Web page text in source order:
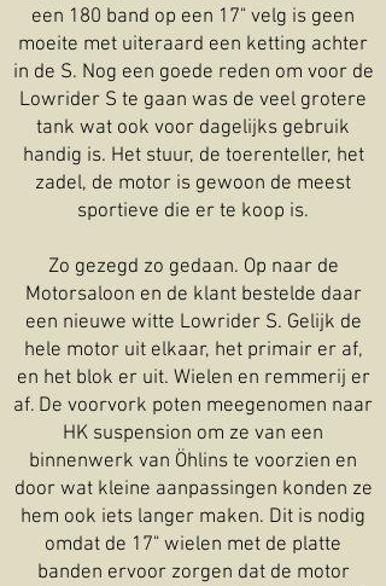
een 180 band op een 17" velg is geen
moeite met uiteraard een ketting achter
in de S. Nog een goede reden om voor de
Lowrider S te gaan was de veel grotere
tank wat ook voor dagelijks gebruik
handig is. Het stuur, de toerenteller, het
zadel, de motor is gewoon de meest
sportieve die er te koop is.
Zo gezegd zo gedaan. Op naar de
Motorsaloon en de klant bestelde daar
een nieuwe witte Lowrider S. Gelijk de
hele motor uit elkaar, het primair er af,
en het blok er uit. Wielen en remmerij er
af. De voorvork poten meegenomen naar
HK suspension om ze van een
binnenwerk van Öhlins te voorzien en
door wat kleine aanpassingen konden ze
hem ook iets langer maken. Dit is nodig
omdat de 17" wielen met de platte
banden ervoor zorgen dat de motor